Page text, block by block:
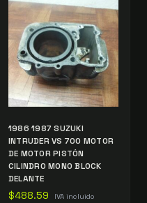
1986 1987 SUZUKI
INTRUDER VS 700 MOTOR
DE MOTOR PISTÓN
CILINDRO MONO BLOCK
DELANTE
$488.59 IVA incluido